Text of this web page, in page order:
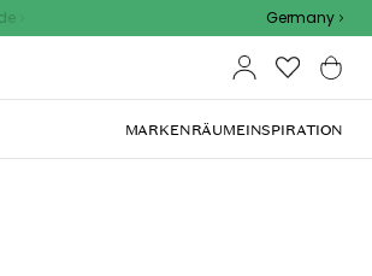
Germany
MARKENRÄUMEINSPIRATION